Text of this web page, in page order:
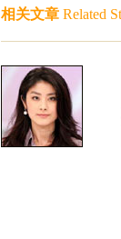
相关文章 Related